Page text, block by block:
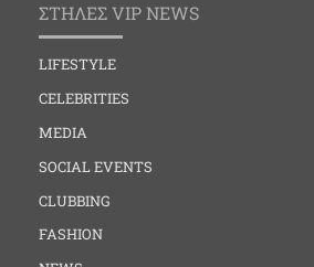
ΣΤΗΛΕΣ VIP NEWS
LIFESTYLE
CELEBRITIES
MEDIA
SOCIAL EVENTS
CLUBBING
FASHION